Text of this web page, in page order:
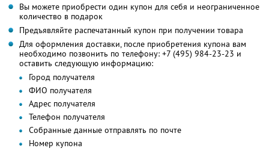
Вы можете приобрести один купон для себя и неограниченное
количество в подарок
Предъявляйте распечатанный купон при получении товара
Для оформления доставки, после приобретения купона вам
необходимо позвонить по телефону: +7 (495) 984-23-23 и
оставить следующую информацию:
Город получателя
ФИО получателя
Адрес получателя
Телефон получателя
Собранные данные отправлять по почте
Номер купона